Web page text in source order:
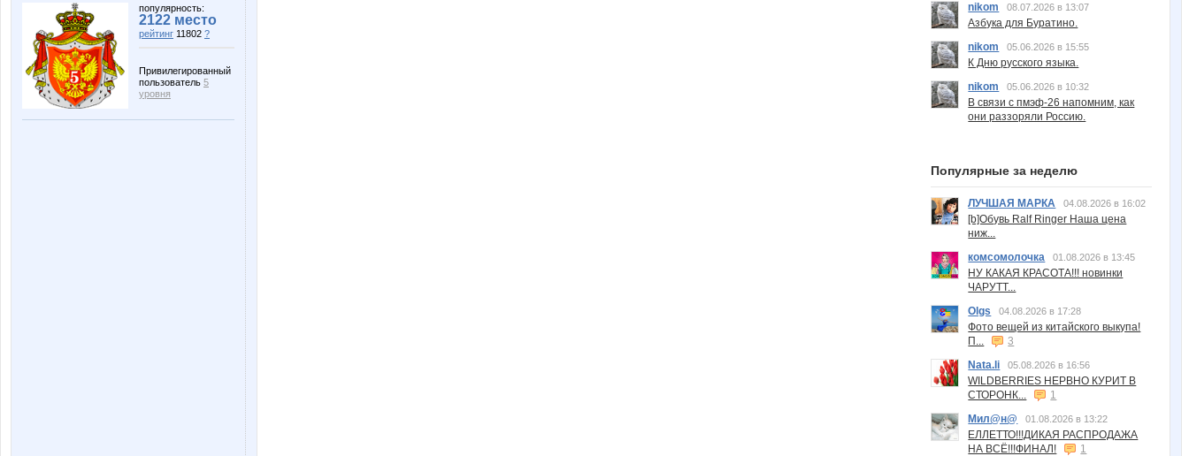
популярность:
2122 место
рейтинг 11802 ?
Привилегированный
пользователь 5
уровня
nikom
08.07.2026 в 13:07
Азбука для Буратино.
nikom
05.06.2026 в 15:55
К Дню русского языка.
nikom
05.06.2026 в 10:32
В связи с пмэф-26 напомним, как
они раззоряли Россию.
Популярные за неделю
ЛУЧШАЯ МАРКА 04.08.2026 в 16:02
[b]Обувь Ralf Ringer Наша цена
ниж...
комсомолочка
01.08.2026 в 13:45
НУ КАКАЯ КРАСОТА!!! новинки
ЧАРУТТ...
Olgs
04.08.2026 в 17:28
Фото вещей из китайского выкупа!
П...
3
Nata.li
05.08.2026 в 16:56
WILDBERRIES НЕРВНО КУРИТ В
СТОРОНК...
1
Мил@н@
01.08.2026 в 13:22
ЕЛЛЕТТО!!!ДИКАЯ РАСПРОДАЖА
НА ВСЁ!!!ФИНАЛ!
1